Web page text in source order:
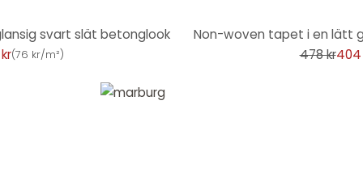
svart slät betonglook
(76 kr/m²)
Non-woven tapet i en lätt
478 kr404